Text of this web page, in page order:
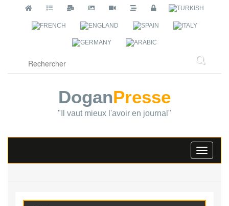
DoganPresse
"Il vaut mieux l'avoir en journal"
Toggle